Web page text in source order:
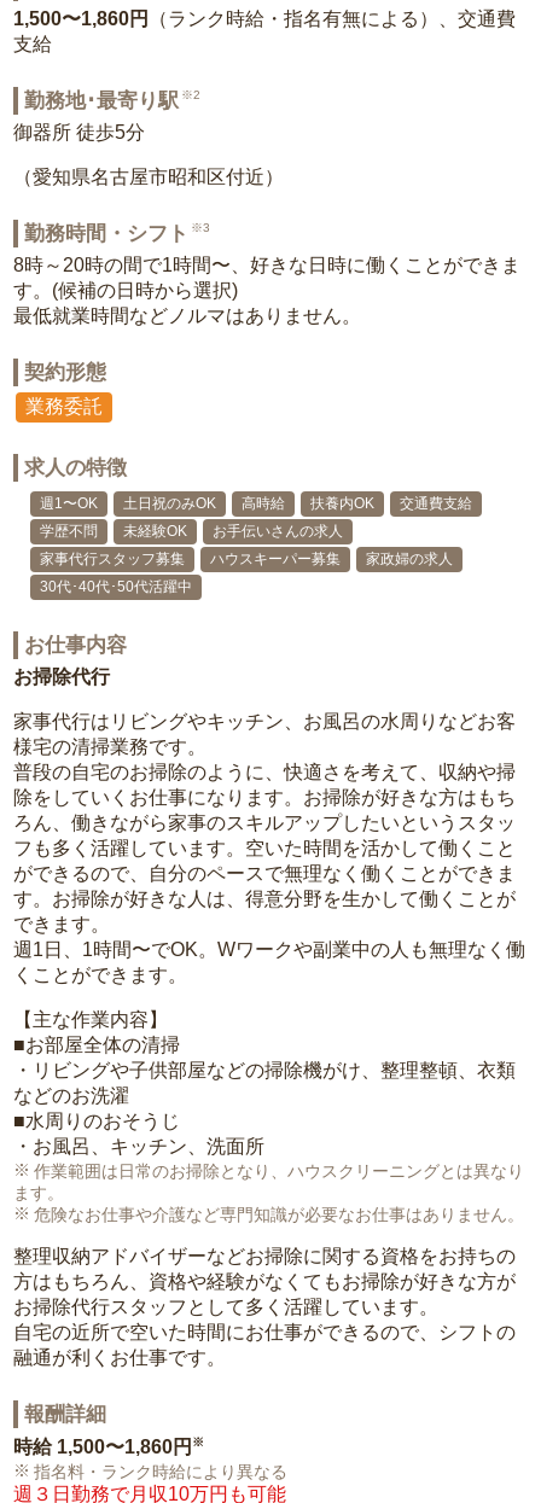
1,500〜1,860円
（ランク時給・指名有無による）、交通費
支給
勤務地･最寄り駅 ※2
御器所 徒歩5分
（愛知県名古屋市昭和区付近）
勤務時間・シフト ※3
8時～20時の間で1時間〜、好きな日時に働くことができま
す。(候補の日時から選択)
最低就業時間などノルマはありません。
契約形態
業務委託
求人の特徴
週1〜OK 土日祝のみOK 高時給 扶養内OK
交通費支給
学歴不問
未経験OK
お手伝いさんの求人
家事代行スタッフ募集
ハウスキーパー募集
家政婦の求人
30代･40代･50代活躍中
お仕事内容
お掃除代行
家事代行はリビングやキッチン、お風呂の水周りなどお客
様宅の清掃業務です。
普段の自宅のお掃除のように、快適さを考えて、収納や掃
除をしていくお仕事になります。お掃除が好きな方はもち
ろん、働きながら家事のスキルアップしたいというスタッ
フも多く活躍しています。空いた時間を活かして働くこと
ができるので、自分のペースで無理なく働くことができま
す。お掃除が好きな人は、得意分野を生かして働くことが
できます。
週1日、1時間〜でOK。Wワークや副業中の人も無理なく働
くことができます。
【主な作業内容】
■お部屋全体の清掃
・リビングや子供部屋などの掃除機がけ、整理整頓、衣類
などのお洗濯
■水周りのおそうじ
・お風呂、キッチン、洗面所
作業範囲は日常のお掃除となり、ハウスクリーニングとは異なり
ます。
危険なお仕事や介護など専門知識が必要なお仕事はありません。
整理収納アドバイザーなどお掃除に関する資格をお持ちの
方はもちろん、資格や経験がなくてもお掃除が好きな方が
お掃除代行スタッフとして多く活躍しています。
自宅の近所で空いた時間にお仕事ができるので、シフトの
融通が利くお仕事です。
報酬詳細
時給 1,500〜1,860円 ※
指名料・ランク時給により異なる
週３日勤務で月収10万円も可能